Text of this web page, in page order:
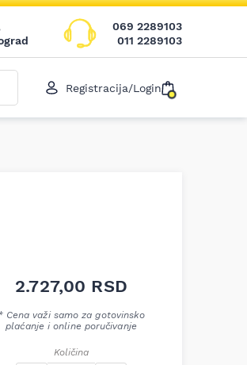
069 2289103
011 2289103
Registracija/Login
2.727,00 RSD
Cena važi samo za gotovinsko
plaćanje i online poručivanje
Količina